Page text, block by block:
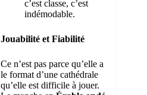
c’est classe, c’est
indémodable.
Jouabilité et Fiabilité
Ce n’est pas parce qu’elle a
le format d’une cathédrale
qu’elle est difficile à jouer.